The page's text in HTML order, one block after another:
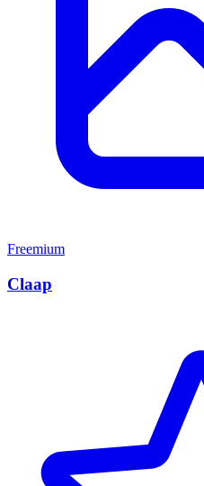
Freemium
Claap